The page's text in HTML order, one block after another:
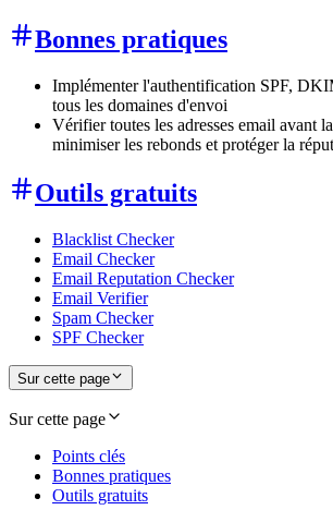
Bonnes pratiques
Implémenter l'authentification SPF,
tous les domaines d'envoi
Vérifier toutes les adresses email avant
minimiser les rebonds et protéger la
Outils gratuits
Blacklist Checker
Email Checker
Email Reputation Checker
Email Verifier
Spam Checker
SPF Checker
Sur cette page
Sur cette page
Points clés
Bonnes pratiques
Outils gratuits